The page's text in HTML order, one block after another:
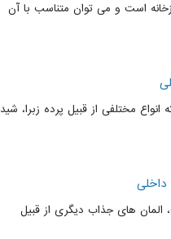
است و می توان متناسب با آن
مختلفی از قبیل پرده زبرا، شید
داخلی
المان های جذاب دیگری از قبیل